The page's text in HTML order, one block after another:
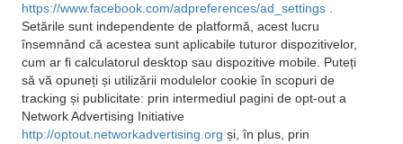
https://www.facebook.com/adpreferences/ad_settings
Setările sunt independente de platformă, acest lucru
însemnând că acestea sunt aplicabile tuturor dispozitivelor,
cum ar fi calculatorul desktop sau dispozitive mobile. Puteți
să vă opuneți și utilizării modulelor cookie în scopuri de
tracking și publicitate: prin intermediul pagini de opt-out a
Network Advertising Initiative
http://optout.networkadvertising.org și, în plus, prin